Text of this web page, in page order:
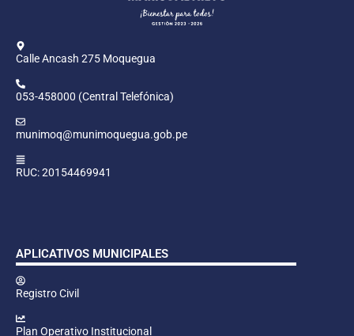
Calle Ancash 275 Moquegua
053-458000 (Central Telefónica)
munimoq@munimoquegua.gob.pe
RUC: 20154469941
APLICATIVOS MUNICIPALES
Registro Civil
Plan Operativo Institucional